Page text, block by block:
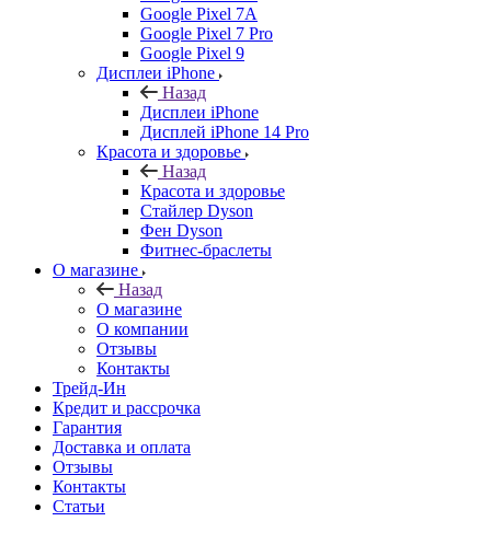
Google Pixel 7А
Google Pixel 7 Pro
Google Pixel 9
Дисплеи iPhone
Назад
Дисплеи iPhone
Дисплей iPhone 14 Pro
Красота и здоровье
Назад
Красота и здоровье
Стайлер Dyson
Фен Dyson
Фитнес-браслеты
О магазине
Назад
О магазине
О компании
Отзывы
Контакты
Трейд-Ин
Кредит и рассрочка
Гарантия
Доставка и оплата
Отзывы
Контакты
Статьи